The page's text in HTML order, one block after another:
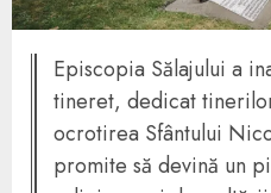
Episcopia Sălajului a
tineret, dedicat
ocrotirea Sfântului
promite să devină un